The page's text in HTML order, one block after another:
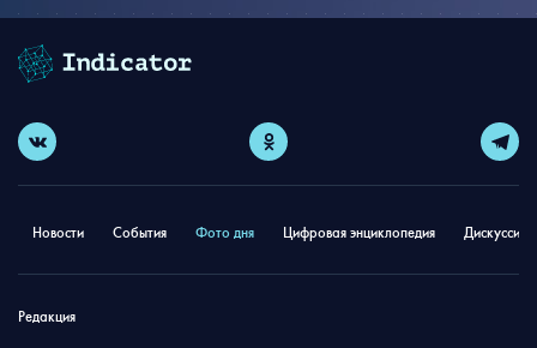
Новости События Фото дня Цифровая энциклопедия
Редакция